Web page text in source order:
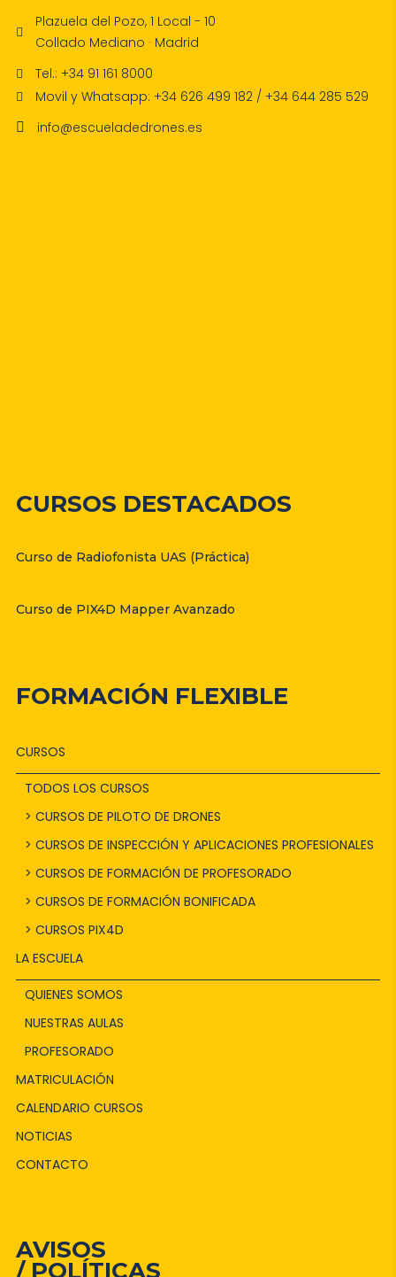
Plazuela del Pozo, 1 Local - 10
Collado Mediano · Madrid
Tel.: +34 91 161 8000
Movil y Whatsapp: +34 626 499 182 / +34 644 285 529
info@escueladedrones.es
CURSOS DESTACADOS
Curso de Radiofonista UAS (Práctica)
Curso de PIX4D Mapper Avanzado
FORMACIÓN FLEXIBLE
CURSOS
TODOS LOS CURSOS
> CURSOS DE PILOTO DE DRONES
> CURSOS DE INSPECCIÓN Y APLICACIONES PROFESIONALES
> CURSOS DE FORMACIÓN DE PROFESORADO
> CURSOS DE FORMACIÓN BONIFICADA
> CURSOS PIX4D
LA ESCUELA
QUIENES SOMOS
NUESTRAS AULAS
PROFESORADO
MATRICULACIÓN
CALENDARIO CURSOS
NOTICIAS
CONTACTO
AVISOS
/ POLÍTICAS